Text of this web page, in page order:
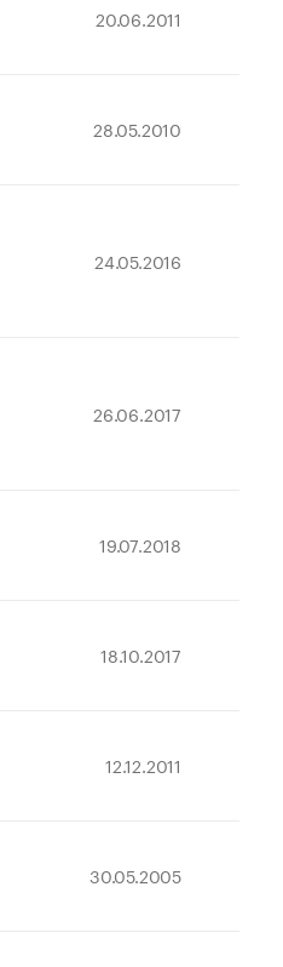
20.06.2011
28.05.2010
24.05.2016
26.06.2017
19.07.2018
18.10.2017
12.12.2011
30.05.2005